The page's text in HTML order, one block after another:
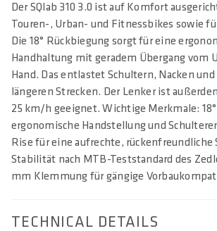
Der SQlab 310 3.0 ist auf Komfort
Touren-, Urban- und Fitnessbikes sowie
Die 18° Rückbiegung sorgt für eine
Handhaltung mit geradem Übergang vom
Hand. Das entlastet Schultern, Nacken und
längeren Strecken. Der Lenker ist
25 km/h geeignet. Wichtige Merkmale:
ergonomische Handstellung und
Rise für eine aufrechte, rückenfreundliche
Stabilität nach MTB-Teststandard des
mm Klemmung für gängige
TECHNICAL DETAILS